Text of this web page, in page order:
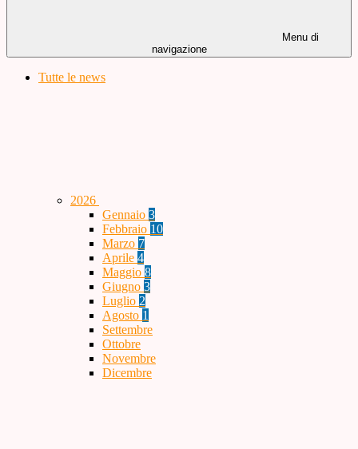
Menu di
navigazione
Tutte le news
2026
Gennaio 3
Febbraio 10
Marzo 7
Aprile 4
Maggio 8
Giugno 3
Luglio 2
Agosto 1
Settembre
Ottobre
Novembre
Dicembre